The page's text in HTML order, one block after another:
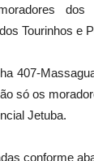
Tourinhos e
407-
só os
Jetuba.
conforme